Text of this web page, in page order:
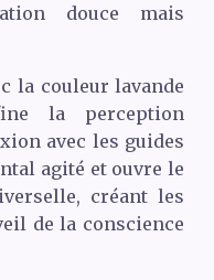
douce mais
la couleur lavande
la perception
avec les guides
agité et ouvre le
créant les
de la conscience